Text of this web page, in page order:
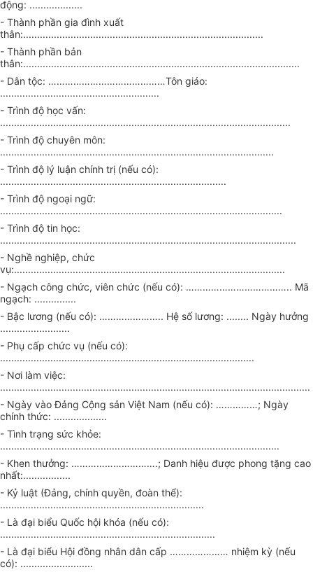
động: ...................
- Thành phần gia đình xuất
thân:......................................................................................
- Thành phần bản
thân:...................................................................................................
- Dân tộc: ……………………………………Tôn giáo:
.........................................................
- Trình độ học vấn:
........................................................................................................
- Trình độ chuyên môn:
..................................................................................................
- Trình độ lý luận chính trị (nếu có):
.................................................................................
- Trình độ ngoại ngữ:
.....................................................................................................
- Trình độ tin học:
..........................................................................................................
- Nghề nghiệp, chức
vụ:.................................................................................................
- Ngạch công chức, viên chức (nếu có): ……………………………….. Mã
ngạch: ...............
- Bậc lương (nếu có): ………………….. Hệ số lương: ........ Ngày hưởng
.........................
- Phụ cấp chức vụ (nếu có):
...........................................................................................
- Nơi làm việc:
...............................................................................................................
- Ngày vào Đảng Cộng sản Việt Nam (nếu có): ……………; Ngày
chính thức: ...................
- Tình trạng sức khỏe:
....................................................................................................
- Khen thưởng: ………………………….; Danh hiệu được phong tặng cao
nhất:.................
- Kỷ luật (Đảng, chính quyền, đoàn thể):
.........................................................................
- Là đại biểu Quốc hội khóa (nếu có):
.............................................................................
- Là đại biểu Hội đồng nhân dân cấp ………………… nhiệm kỳ (nếu
có): ..........................